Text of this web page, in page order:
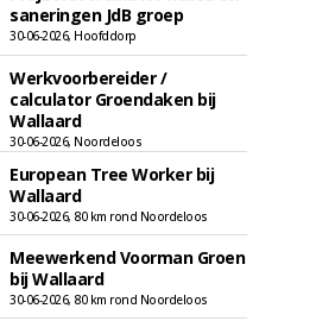
saneringen JdB groep
30-06-2026, Hoofddorp
Werkvoorbereider /
calculator Groendaken bij
Wallaard
30-06-2026, Noordeloos
European Tree Worker bij
Wallaard
30-06-2026, 80 km rond Noordeloos
Meewerkend Voorman Groen
bij Wallaard
30-06-2026, 80 km rond Noordeloos